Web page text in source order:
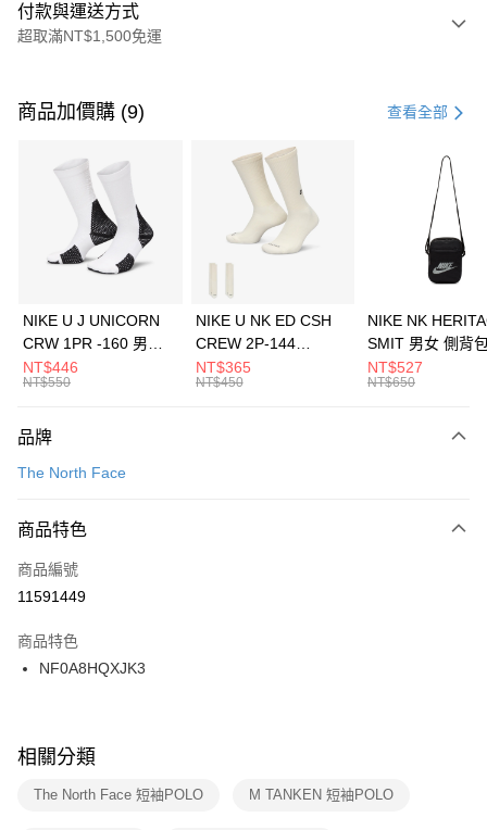
付款與運送方式
超取滿NT$1,500免運
信用卡一次付款
3 期 0 利率 每期 21家銀行
合作金庫商業銀行
第一商業銀行
華南商業銀行
彰化商業銀行
上海商業儲蓄銀行
元大商業銀行
台灣樂天信用卡公司
Apple Pay
全盈+PAY
AFTEE先享後付
【關於「AFTEE先享後付」】
便利好安心！
３．安心：先確認商品／服務後，再付款。
【「AFTEE先享後付」結帳流程】
１．於結帳方式選擇「AFTEE先享後付」後，將跳轉至「AFTEE先享後付」
２．訂單成立數日內，您將收到繳費通知簡訊。
３．收到繳費通知簡訊後14天內，點擊此簡訊中的連結，可透過四大超商／
ATM／網路銀行／等多元方式進行付款，方視為交易完成。
※ 交易是否成功請以「AFTEE先享後付 」之結帳頁面顯示為準，若有關於
是否繳費成功／繳費後需取消欲退款等相關疑問，請聯繫「AFTEE先享後付
客戶支援中心」https://netprotections.freshdesk.com/support/home
運送方式
每筆NT$100，滿NT$1,500(含以上)免運費
宅配
每筆NT$100，滿NT$1,500(含以上)免運費
付款後門市自取
每筆NT$100，滿NT$1,500(含以上)免運費
商品加價購 (9) 查看全部
NIKE U J UNICORN
CRW 1PR -160 男女
中統襪 FZ3393100
NT$446
NT$550
NIKE U NK ED CSH
CREW 2P-144
EMBRDY 男女 短統襪
FZ3073133
NT$365
NT$450
NIKE NK
SMIT 男女 側背
BA5871010
NT$527
NT$650
品牌
The North Face
商品特色
商品編號
11591449
商品特色
NF0A8HQXJK3
相關分類
The North Face 短袖POLO M TANKEN 短袖POLO